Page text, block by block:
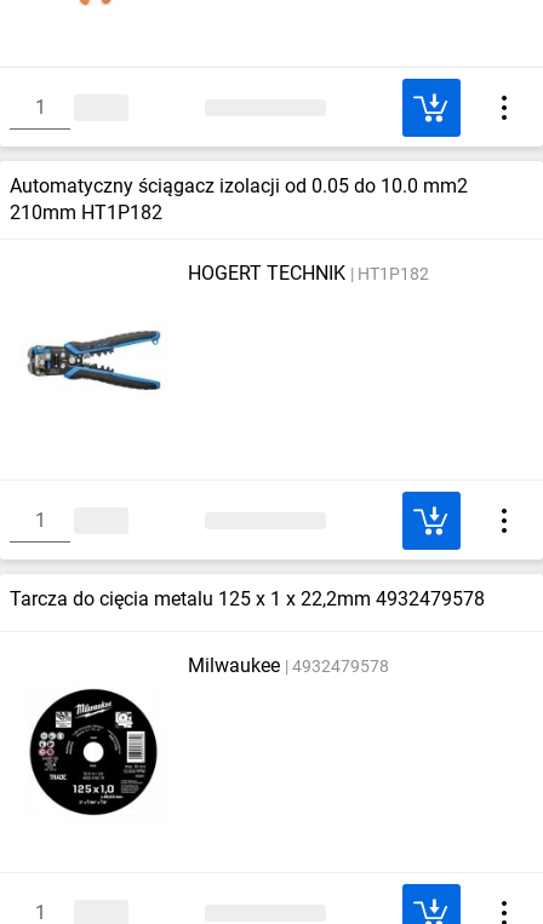
Automatyczny ściągacz izolacji od 0.05 do 10.0 mm2
210mm HT1P182
HOGERT TECHNIK HT1P182
Tarcza do cięcia metalu 125 x 1 x 22,2mm 4932479578
Milwaukee 4932479578